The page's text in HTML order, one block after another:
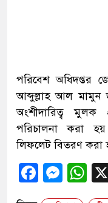
পরিবেশ অধিদপ্তর
আব্দুল্লাহ আল মামুন
অংশীদারিত্ব
পরিচালনা করা
লিফলেট বিতরণ করা